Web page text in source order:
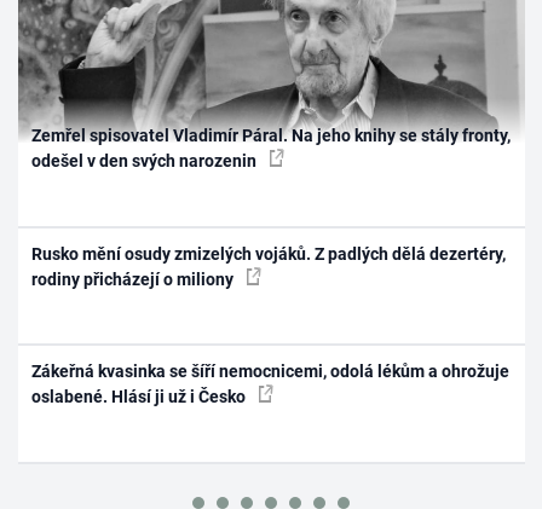
Zemřel spisovatel Vladimír Páral. Na jeho knihy se stály fronty,
odešel v den svých narozenin
Rusko mění osudy zmizelých vojáků. Z padlých dělá dezertéry,
rodiny přicházejí o miliony
Zákeřná kvasinka se šíří nemocnicemi, odolá lékům a ohrožuje
oslabené. Hlásí ji už i Česko